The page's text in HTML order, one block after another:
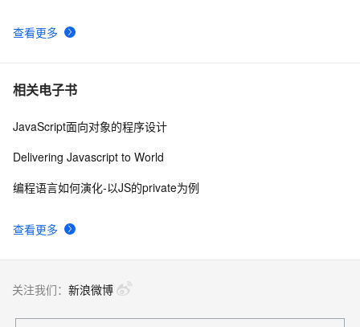
查看更多
相关电子书
查看更多
JavaScript面向对象的程序设计
Delivering Javascript to World
编程语言如何演化-以JS的private为例
关注我们： 新浪微博